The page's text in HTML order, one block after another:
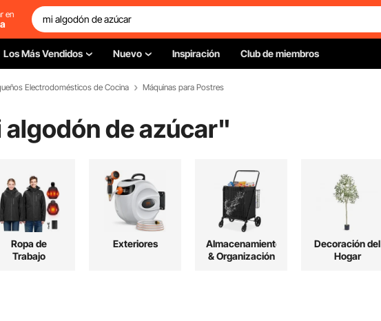
en
Los Más Vendidos Nuevo Inspiración Club de miembros
Electrodomésticos de Cocina Máquinas para Postres
algodón de azúcar"
Ropa de
Trabajo
Exteriores
Almacenamiento
& Organización
Decoración del
Hogar